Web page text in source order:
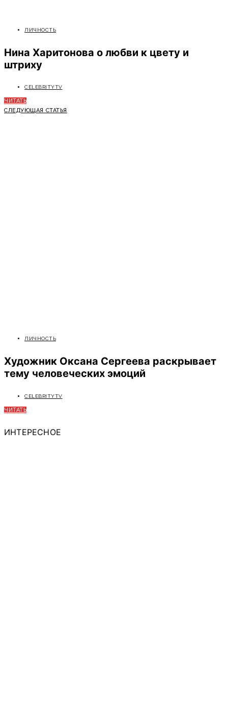
ЛИЧНОСТЬ
Нина Харитонова о любви к цвету и
штриху
CELEBRITYTV
ЧИТАТЬ
СЛЕДУЮЩАЯ СТАТЬЯ
ЛИЧНОСТЬ
Художник Оксана Сергеева раскрывает
тему человеческих эмоций
CELEBRITYTV
ЧИТАТЬ
ИНТЕРЕСНОЕ